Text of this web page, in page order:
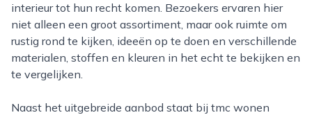
interieur tot hun recht komen. Bezoekers ervaren hier
niet alleen een groot assortiment, maar ook ruimte om
rustig rond te kijken, ideeën op te doen en verschillende
materialen, stoffen en kleuren in het echt te bekijken en
te vergelijken.
Naast het uitgebreide aanbod staat bij tmc wonen